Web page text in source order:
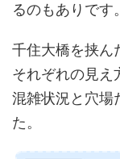
るのもありです。
千住大橋を挟ん
それぞれの見え
混雑状況と穴場
た。